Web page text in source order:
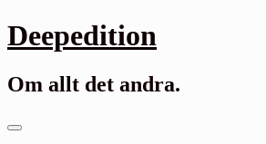
Gå
till
Deepedition
Om allt det andra.
Primär